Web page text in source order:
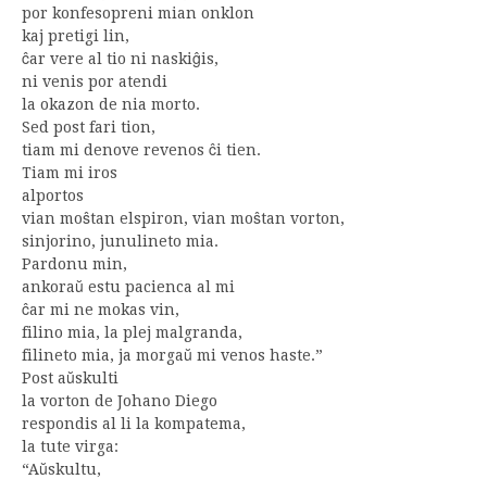
por konfesopreni mian onklon
kaj pretigi lin,
ĉar vere al tio ni naskiĝis,
ni venis por atendi
la okazon de nia morto.
Sed post fari tion,
tiam mi denove revenos ĉi tien.
Tiam mi iros
alportos
vian moŝtan elspiron, vian moŝtan vorton,
sinjorino, junulineto mia.
Pardonu min,
ankoraŭ estu pacienca al mi
ĉar mi ne mokas vin,
filino mia, la plej malgranda,
filineto mia, ja morgaŭ mi venos haste.”
Post aŭskulti
la vorton de Johano Diego
respondis al li la kompatema,
la tute virga:
“Aŭskultu,